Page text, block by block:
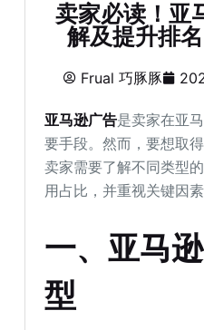
卖家必读！亚
解及提升排
Frual 巧豚豚
亚马逊广告是卖家在亚
要手段。然而，要想取
卖家需要了解不同类型
用占比，并重视关键因素
一、亚马
型